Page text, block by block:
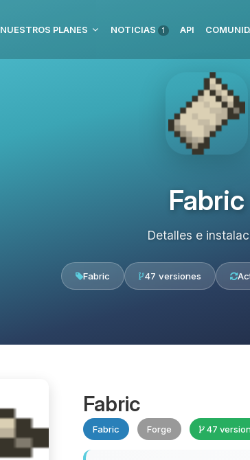
NUESTROS PLANES NOTICIAS 1 API
Fabric
Detalles e
Fabric 47 versiones
Fabric
Fabric Forge 47